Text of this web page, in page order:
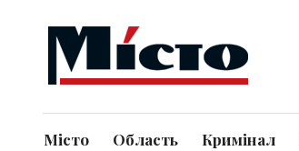
Місто Область Кримінал